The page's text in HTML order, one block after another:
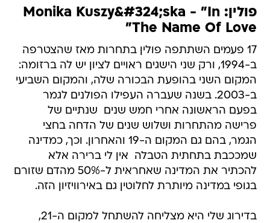
פולין: Monika Kuszy&#324;ska - "In
The Name Of Love"
17 פעמים השתתפה פולין בתחרות מאז שהצטרפה
ב-1994, ורק שני הישגים ראויים לציון יש לה ברזומה:
המקום השני בהופעת הבכורה שלה, והמקום השביעי
ב-2003. בשנה שעברה העפילו הפולנים לגמר
בפעם הראשונה אחרי חמש שנים  שנתיים של
פרישה מהתחרות ושלוש שנים של הדחה בחצי
הגמר, בהם גם המקום ה-19 והאחרון. וכך, כמדינה
שמככבת בתחתית הטבלה  אין לי ברירה אלא
להכתיר את המדינה שאחראית ל-50% מהדם שזורם
בגופי במדינה מיותרת לחלוטין גם באירוויזיון הזה.
בדירוג שלי היא מצליחה להשתחל למקום ה-21,